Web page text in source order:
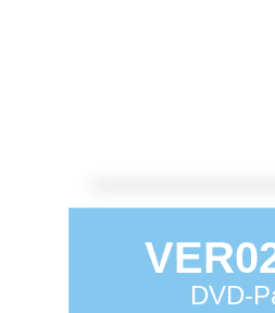
DVD-